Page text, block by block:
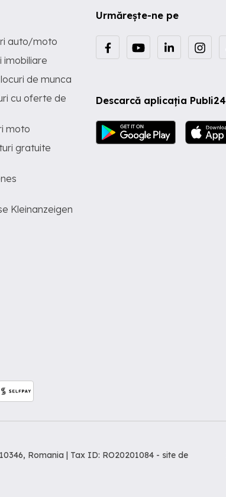
Urmărește-ne pe
Descarcă aplicația Publi24
auto/moto
imobiliare
de munca
cu oferte de
moto
gratuite
Kleinanzeigen
Romania | Tax ID: RO20201084 - site de